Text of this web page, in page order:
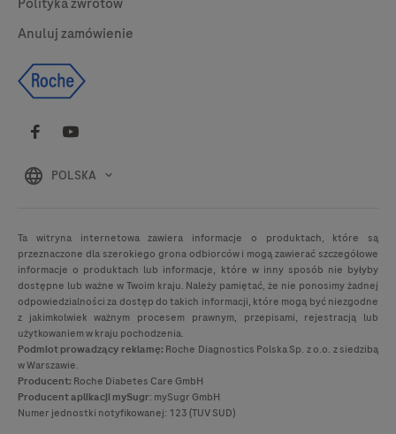
POLSKA
Anuluj zamówienie
Ta witryna internetowa zawiera informacje o produktach, które są
przeznaczone dla szerokiego grona odbiorców i mogą zawierać szczegółowe
informacje o produktach lub informacje, które w inny sposób nie byłyby
dostępne lub ważne w Twoim kraju. Należy pamiętać, że nie ponosimy żadnej
odpowiedzialności za dostęp do takich informacji, które mogą być niezgodne
z jakimkolwiek ważnym procesem prawnym, przepisami, rejestracją lub
użytkowaniem w kraju pochodzenia.
Podmiot prowadzący reklamę: Roche Diagnostics Polska Sp. z o.o. z siedzibą
w Warszawie.
Producent: Roche Diabetes Care GmbH
Producentaplikacji mySugr: mySugr GmbH
Numer jednostki notyfikowanej: 123 (TUV SUD)